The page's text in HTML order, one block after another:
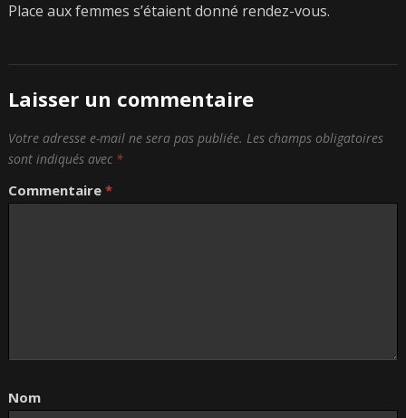
Place aux femmes s’étaient donné rendez-vous.
Laisser un commentaire
Votre adresse e-mail ne sera pas publiée. Les champs obligatoires
sont indiqués avec *
Commentaire *
Nom